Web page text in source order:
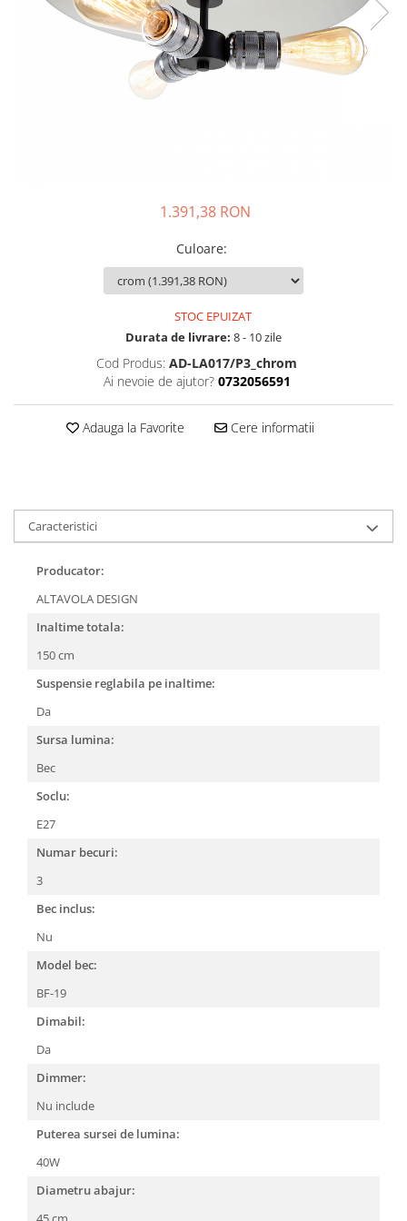
1.391,38 RON
Culoare:
STOC EPUIZAT
Durata de livrare: 8 - 10 zile
Cod Produs: AD-LA017/P3_chrom
Ai nevoie de ajutor? 0732056591
Adauga la Favorite Cere informatii
Caracteristici
Producator:
ALTAVOLA DESIGN
Inaltime totala:
150 cm
Suspensie reglabila pe inaltime:
Da
Sursa lumina:
Bec
Soclu:
E27
Numar becuri:
3
Bec inclus:
Nu
Model bec:
BF-19
Dimabil:
Da
Dimmer:
Nu include
Puterea sursei de lumina:
40W
Diametru abajur: